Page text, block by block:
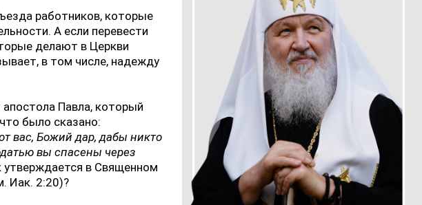
работников, которые
А если перевести
делают в Церкви
в том числе, надежду
Павла, который
было сказано:
вас, Божий дар, дабы никто
вы спасены через
утверждается в Священном
Иак. 2:20)?